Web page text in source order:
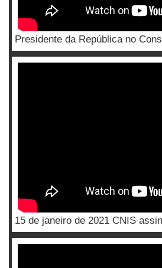
Presidente da República no
15 de janeiro de 2021 CNIS